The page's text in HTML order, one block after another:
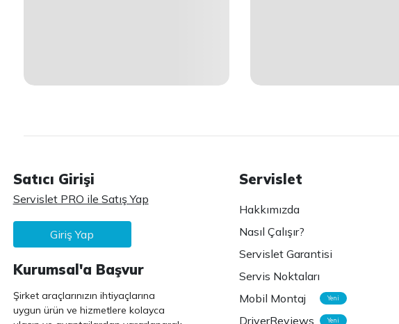
Satıcı Girişi
Servislet PRO ile Satış Yap
Giriş Yap
Kurumsal'a Başvur
Şirket araçlarınızın ihtiyaçlarına
uygun ürün ve hizmetlere kolayca
Servislet
Hakkımızda
Nasıl Çalışır?
Servislet Garantisi
Servis Noktaları
Mobil Montaj
Yeni
DriverReviews Yeni